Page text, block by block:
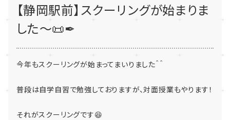
【静岡駅前】スクーリングが始まりま
した～📜✒
今年もスクーリングが始まってまいりました＾＾
普段は自学自習で勉強しておりますが、対面授業もやります！
それがスクーリングです😆